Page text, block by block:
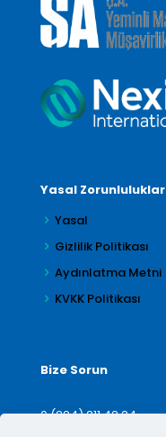
Yasal Zorunluluklar
Yasal
Gizlilik Politikası
Aydınlatma Metni
KVKK Politikası
Bize Sorun
0 (224) 211 42 24